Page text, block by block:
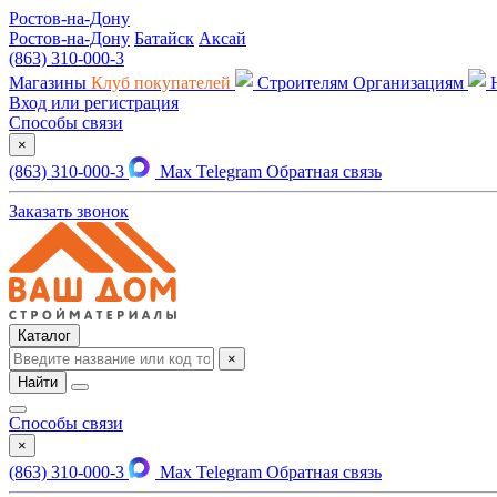
Ростов-на-Дону
Ростов-на-Дону Батайск Аксай
(863) 310-000-3
Магазины Клуб покупателей Строителям Организациям
Вход или регистрация
Способы связи
×
(863) 310-000-3 Max Telegram Обратная связь
Заказать звонок
Каталог
×
Найти
Способы связи
×
(863) 310-000-3 Max Telegram Обратная связь